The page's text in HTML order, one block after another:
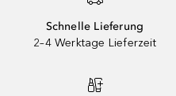
Schnelle Lieferung
2–4 Werktage Lieferzeit